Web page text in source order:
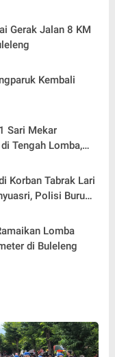
Gerak Jalan 8 KM
Kembali
Sari Mekar
Tengah Lomba,
Demi Merah
Korban Tabrak Lari
Polisi Buru
Lomba
di Buleleng